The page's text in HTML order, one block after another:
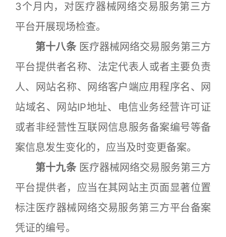
3个月内，对医疗器械网络交易服务第三方
平台开展现场检查。
第十八条医疗器械网络交易服务第三方
平台提供者名称、法定代表人或者主要负责
人、网站名称、网络客户端应用程序名、网
站域名、网站IP地址、电信业务经营许可证
或者非经营性互联网信息服务备案编号等备
案信息发生变化的，应当及时变更备案。
第十九条医疗器械网络交易服务第三方
平台提供者，应当在其网站主页面显著位置
标注医疗器械网络交易服务第三方平台备案
凭证的编号。